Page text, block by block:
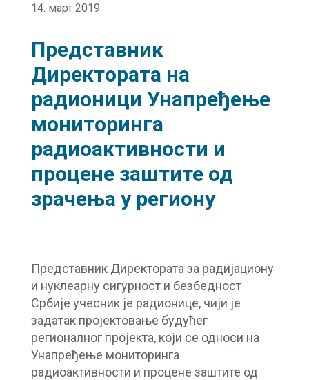
14. март 2019.
Представник
Директорaта на
радионици Унапређење
мониторинга
радиоактивности и
процене заштите од
зрачења у региону
Представник Директората за радијациону
и нуклеарну сигурност и безбедност
Србије учесник је радионице, чији је
задатак пројектовање будућег
регионалног пројекта, који се односи на
Унапређење мониторинга
радиоактивности и процене заштите од